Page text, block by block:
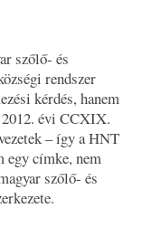
szőlő- és
rendszer
kérdés, hanem
2012. évi CCXIX.
– így a HNT
egy címke, nem
szőlő- és